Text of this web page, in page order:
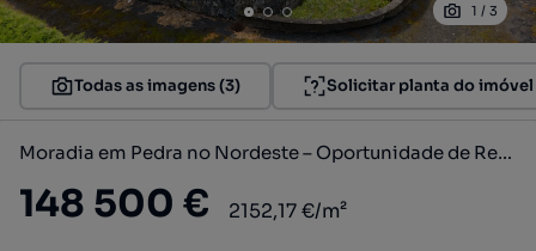
1 / 3
Todas as imagens (3) Solicitar planta do imóvel
Moradia em Pedra no Nordeste – Oportunidade de Reabilitação
148 500 € 2152,17 €/m²